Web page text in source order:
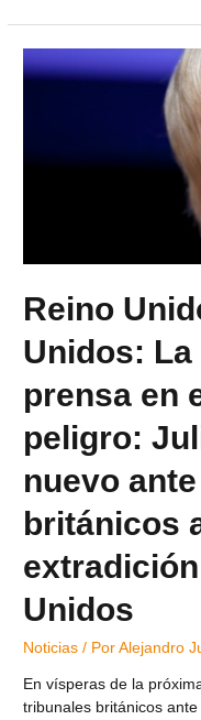
Reino
Unidos:
prensa en
peligro:
nuevo
británicos
Unidos
Noticias / PorAlejandro
En vísperas de la
tribunales británicos